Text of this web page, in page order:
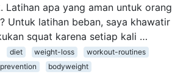
Latihan apa yang aman untuk orang
Untuk latihan beban, saya khawatir
squat karena setiap kali …
diet weight-loss
workout-routines
bodyweight